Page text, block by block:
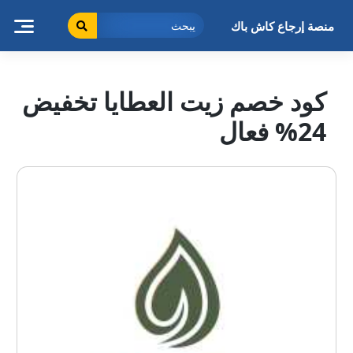
منصة إرجاع كاش باك
كود خصم زيت العطايا تخفيض
24% فعال